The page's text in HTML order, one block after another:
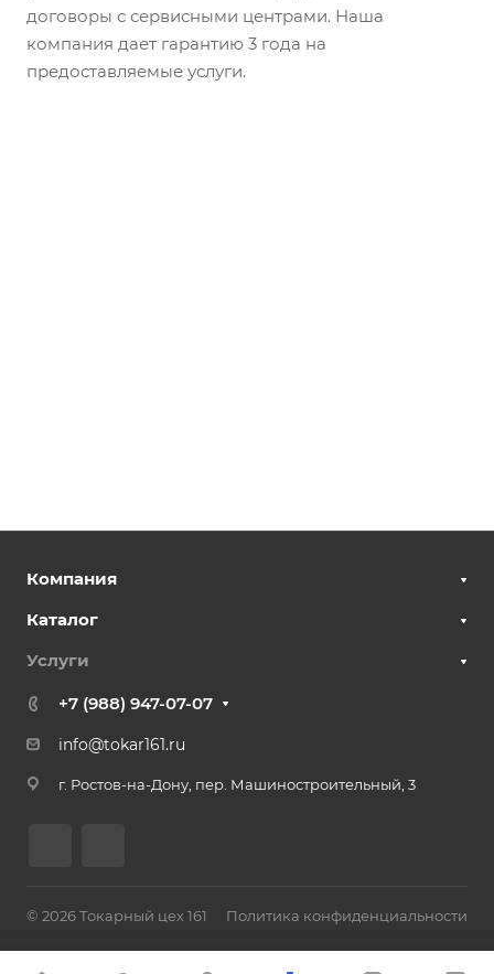
договоры с сервисными центрами. Наша
компания дает гарантию 3 года на
предоставляемые услуги.
Компания
Каталог
Услуги
+7 (988) 947-07-07
info@tokar161.ru
г. Ростов-на-Дону, пер. Машиностроительный, 3
© 2026 Токарный цех 161 Политика конфиденциальности